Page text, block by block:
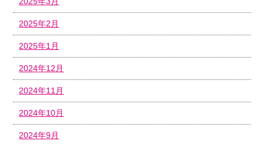
2025年2月
2025年1月
2024年12月
2024年11月
2024年10月
2024年9月